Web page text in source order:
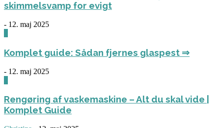
skimmelsvamp for evigt
- 12. maj 2025
Komplet guide: Sådan fjernes glaspest ⇒
- 12. maj 2025
Rengøring af vaskemaskine – Alt du skal vide |
Komplet Guide